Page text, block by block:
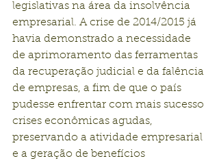
legislativas na área da insolvência
empresarial. A crise de 2014/2015 já
havia demonstrado a necessidade
de aprimoramento das ferramentas
da recuperação judicial e da falência
de empresas, a fim de que o país
pudesse enfrentar com mais sucesso
crises econômicas agudas,
preservando a atividade empresarial
e a geração de benefícios